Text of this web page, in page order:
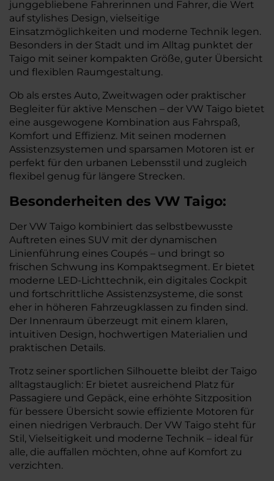
junggebliebene Fahrerinnen und Fahrer, die Wert
auf stylishes Design, vielseitige
Einsatzmöglichkeiten und moderne Technik legen.
Besonders in der Stadt und im Alltag punktet der
Taigo mit seiner kompakten Größe, guter Übersicht
und flexiblen Raumgestaltung.
Ob als erstes Auto, Zweitwagen oder praktischer
Begleiter für aktive Menschen – der VW Taigo bietet
eine ausgewogene Kombination aus Fahrspaß,
Komfort und Effizienz. Mit seinen modernen
Assistenzsystemen und sparsamen Motoren ist er
perfekt für den urbanen Lebensstil und zugleich
flexibel genug für längere Strecken.
Besonderheiten des VW Taigo:
Der VW Taigo kombiniert das selbstbewusste
Auftreten eines SUV mit der dynamischen
Linienführung eines Coupés – und bringt so
frischen Schwung ins Kompaktsegment. Er bietet
moderne LED-Lichttechnik, ein digitales Cockpit
und fortschrittliche Assistenzsysteme, die sonst
eher in höheren Fahrzeugklassen zu finden sind.
Der Innenraum überzeugt mit einem klaren,
intuitiven Design, hochwertigen Materialien und
praktischen Details.
Trotz seiner sportlichen Silhouette bleibt der Taigo
alltagstauglich: Er bietet ausreichend Platz für
Passagiere und Gepäck, eine erhöhte Sitzposition
für bessere Übersicht sowie effiziente Motoren für
einen niedrigen Verbrauch. Der VW Taigo steht für
Stil, Vielseitigkeit und moderne Technik – ideal für
alle, die auffallen möchten, ohne auf Komfort zu
verzichten.